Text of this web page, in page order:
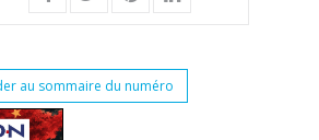
au sommaire du numéro